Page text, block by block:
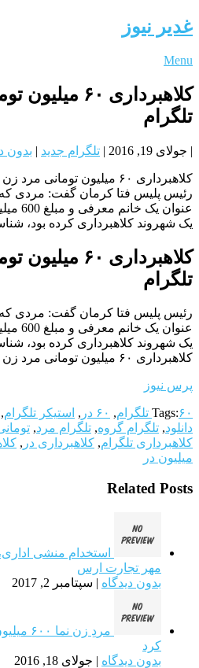
غدیر نیوز
Menu
کلاهبرداری ۶۰
تلگرام
| جولای 19, 2016 | تلگرام جدید | بدون
کلاهبرداری ۶۰ میلیون تومانی مرد زن نما در تلگرام
رئیس پلیس فتا کرمان گفت: مردی
عنوان
یک شهروند کلاهبرداری کرده بود،
کلاهبرداری ۶۰
تلگرام
رئیس پلیس فتا کرمان گفت: مردی
عنوان
یک شهروند کلاهبرداری کرده بود،
کلاهبرداری ۶۰ میلیون تومانی مرد زن نما در تلگرام
پرس نیوز
Tags:۶۰ تلگرام , ۶۰ در , استیکر تلگرام,
دانلود, تلگرام گروه, تلگرام مرد,
کلاهبرداری تلگرام, کلاهبرداری در ,
میلیون در
Related Posts
استخدام منشی
مهر تجارت ارس
بدون دیدگاه | سپتامبر 2, 2017
مردِ زن
کرد
بدون دیدگاه | جولای 18, 2016